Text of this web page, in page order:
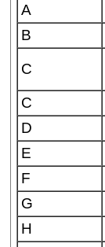
A
B
C
C
D
E
F
G
H